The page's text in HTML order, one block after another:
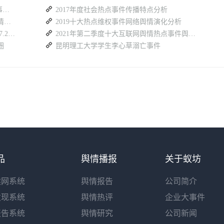
舆情监测软件哪个好？5 款热门工具热点事件追踪实测对比
想要监测全网热点新闻？有哪些好用的舆情信息检索平台？
社会热点新闻舆情与重点事件周报告（26.7.20-7.26）
2017年度社会热点事件传播特点分析
2019十大热点维权事件网络舆情演化分析
2021年第二季度十大互联网舆情热点事件舆情分析汇总
昆明理工大学学生李心草溺亡事件
关于蚁坊
公司简介
企业大事件
公司新闻
舆情播报
舆情报告
舆情热评
舆情研究
系统
系统
系统